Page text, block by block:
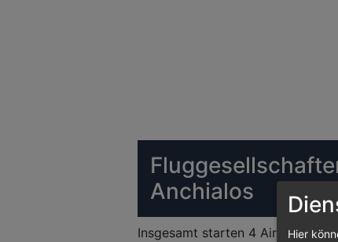
Anchialos
Insgesamt starten 4 Airlines
Hier